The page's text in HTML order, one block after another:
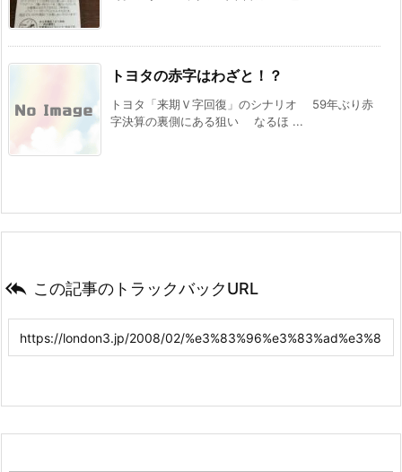
トヨタの赤字はわざと！？
トヨタ「来期Ｖ字回復」のシナリオ 59年ぶり赤
字決算の裏側にある狙い なるほ ...
 この記事のトラックバックURL